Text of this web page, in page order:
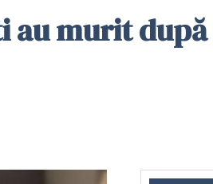
au murit după